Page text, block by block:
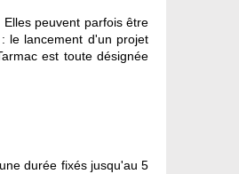
peuvent parfois être
le lancement d'un projet
est toute désignée
durée fixés jusqu'au 5